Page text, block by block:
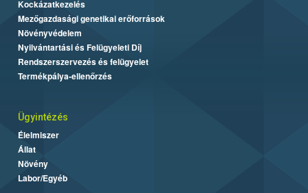
Kockázatkezelés
Mezőgazdasági genetikai erőforrások
Növényvédelem
Nyilvántartási és Felügyeleti Díj
Rendszerszervezés és felügyelet
Termékpálya-ellenőrzés
Ügyintézés
Élelmiszer
Állat
Növény
Labor/Egyéb